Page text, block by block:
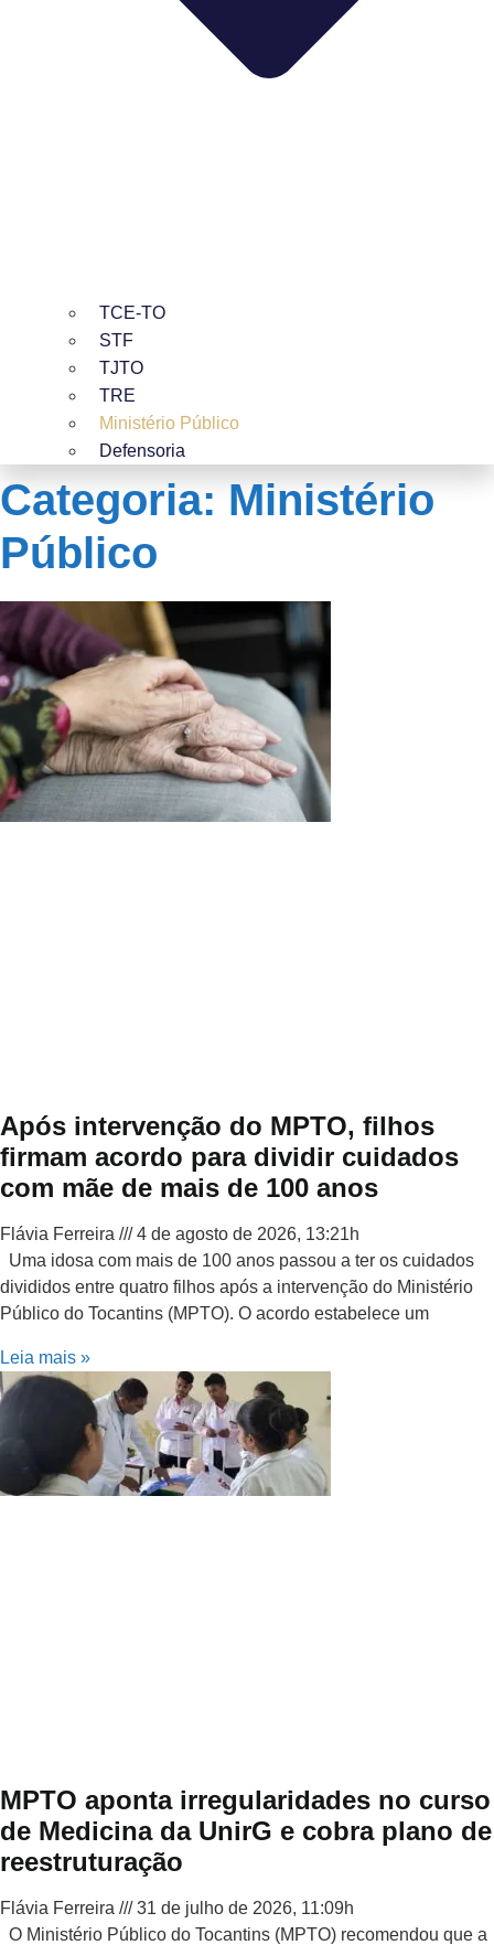
TCE-TO
STF
TJTO
TRE
Ministério Público
Defensoria
Categoria: Ministério
Público
Após intervenção do MPTO, filhos
firmam acordo para dividir cuidados
com mãe de mais de 100 anos
Flávia Ferreira
4 de agosto de 2026, 13:21h
Uma idosa com mais de 100 anos passou a ter os cuidados
divididos entre quatro filhos após a intervenção do Ministério
Público do Tocantins (MPTO). O acordo estabelece um
Leia mais »
MPTO aponta irregularidades no curso
de Medicina da UnirG e cobra plano de
reestruturação
Flávia Ferreira
31 de julho de 2026, 11:09h
O Ministério Público do Tocantins (MPTO) recomendou que a